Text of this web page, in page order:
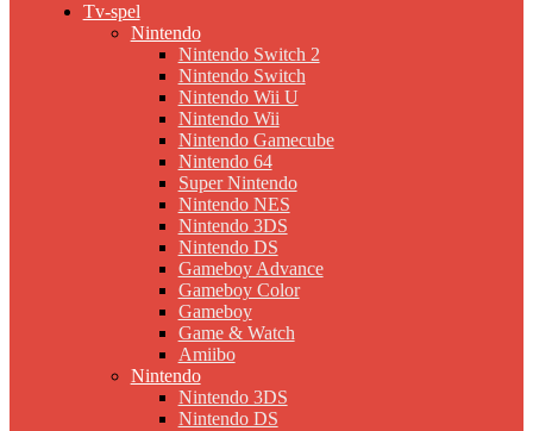
Tv-spel
Nintendo
Nintendo Switch 2
Nintendo Switch
Nintendo Wii U
Nintendo Wii
Nintendo Gamecube
Nintendo 64
Super Nintendo
Nintendo NES
Nintendo 3DS
Nintendo DS
Gameboy Advance
Gameboy Color
Gameboy
Game & Watch
Amiibo
Nintendo
Nintendo 3DS
Nintendo DS